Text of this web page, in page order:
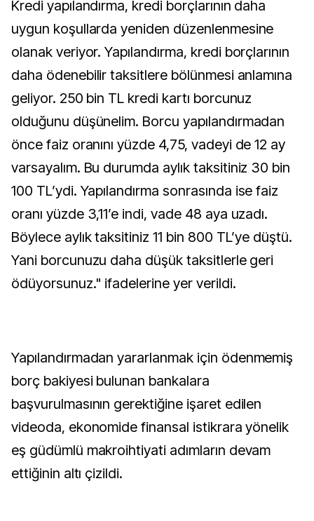
Kredi yapılandırma, kredi borçlarının daha
uygun koşullarda yeniden düzenlenmesine
olanak veriyor. Yapılandırma, kredi borçlarının
daha ödenebilir taksitlere bölünmesi anlamına
geliyor. 250 bin TL kredi kartı borcunuz
olduğunu düşünelim. Borcu yapılandırmadan
önce faiz oranını yüzde 4,75, vadeyi de 12 ay
varsayalım. Bu durumda aylık taksitiniz 30 bin
100 TL’ydi. Yapılandırma sonrasında ise faiz
oranı yüzde 3,11’e indi, vade 48 aya uzadı.
Böylece aylık taksitiniz 11 bin 800 TL’ye düştü.
Yani borcunuzu daha düşük taksitlerle geri
ödüyorsunuz." ifadelerine yer verildi.
Yapılandırmadan yararlanmak için ödenmemiş
borç bakiyesi bulunan bankalara
başvurulmasının gerektiğine işaret edilen
videoda, ekonomide finansal istikrara yönelik
eş güdümlü makroihtiyati adımların devam
ettiğinin altı çizildi.